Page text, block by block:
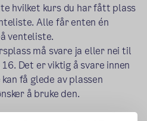
hvilket kurs du har fått plass
Alle får enten én
venteliste.
må svare ja eller nei til
Det er viktig å svare innen
få glede av plassen
å bruke den.